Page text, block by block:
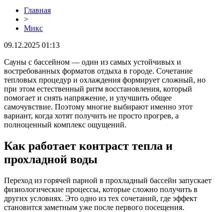
Главная
>
Микс
09.12.2025 01:13
Сауны с бассейном — один из самых устойчивых и
востребованных форматов отдыха в городе. Сочетание
тепловых процедур и охлаждения формирует сложный, но
при этом естественный ритм восстановления, который
помогает и снять напряжение, и улучшить общее
самочувствие. Поэтому многие выбирают именно этот
вариант, когда хотят получить не просто прогрев, а
полноценный комплекс ощущений.
Как работает контраст тепла и
прохладной воды
Переход из горячей парной в прохладный бассейн запускает
физиологические процессы, которые сложно получить в
других условиях. Это одно из тех сочетаний, где эффект
становится заметным уже после первого посещения.